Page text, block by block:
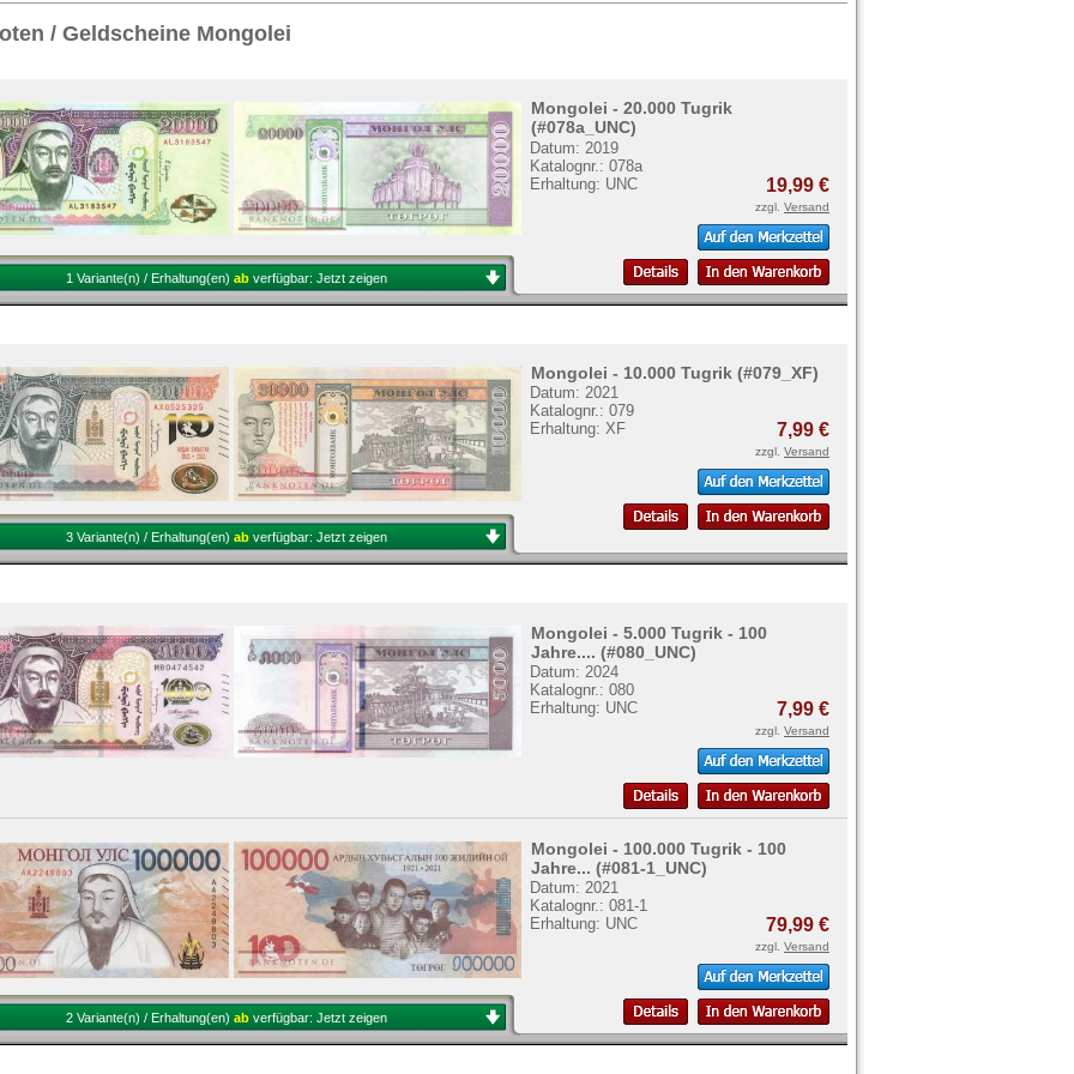
Siehier.
/ Geldscheine Mongolei
Mongolei - 20.000 Tugrik
(#078a_UNC)
Datum: 2019
Katalognr.: 078a
Erhaltung: UNC
19,99 €
zzgl. Versand
1 Variante(n) / Erhaltung(en) ab verfügbar: Jetzt zeigen
Mongolei - 10.000 Tugrik (#079_XF)
Datum: 2021
Katalognr.: 079
Erhaltung: XF
7,99 €
zzgl. Versand
3 Variante(n) / Erhaltung(en) ab verfügbar: Jetzt zeigen
Mongolei - 5.000 Tugrik - 100
Jahre.... (#080_UNC)
Datum: 2024
Katalognr.: 080
Erhaltung: UNC
7,99 €
zzgl. Versand
Mongolei - 100.000 Tugrik - 100
Jahre... (#081-1_UNC)
Datum: 2021
Katalognr.: 081-1
Erhaltung: UNC
79,99 €
zzgl. Versand
2 Variante(n) / Erhaltung(en) ab verfügbar: Jetzt zeigen